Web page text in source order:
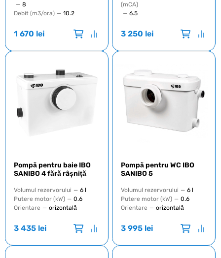
— 8
Debit (m3/ora) — 10.2
1 670 lei
(mCA)
— 6.5
3 250 lei
Pompă pentru baie IBO
SANIBO 4 fără râșniță
Volumul rezervorului — 6 l
Putere motor (kW) — 0.6
Orientare — orizontală
3 435 lei
Pompă pentru WC IBO
SANIBO 5
Volumul rezervorului — 6 l
Putere motor (kW) — 0.6
Orientare — orizontală
3 995 lei